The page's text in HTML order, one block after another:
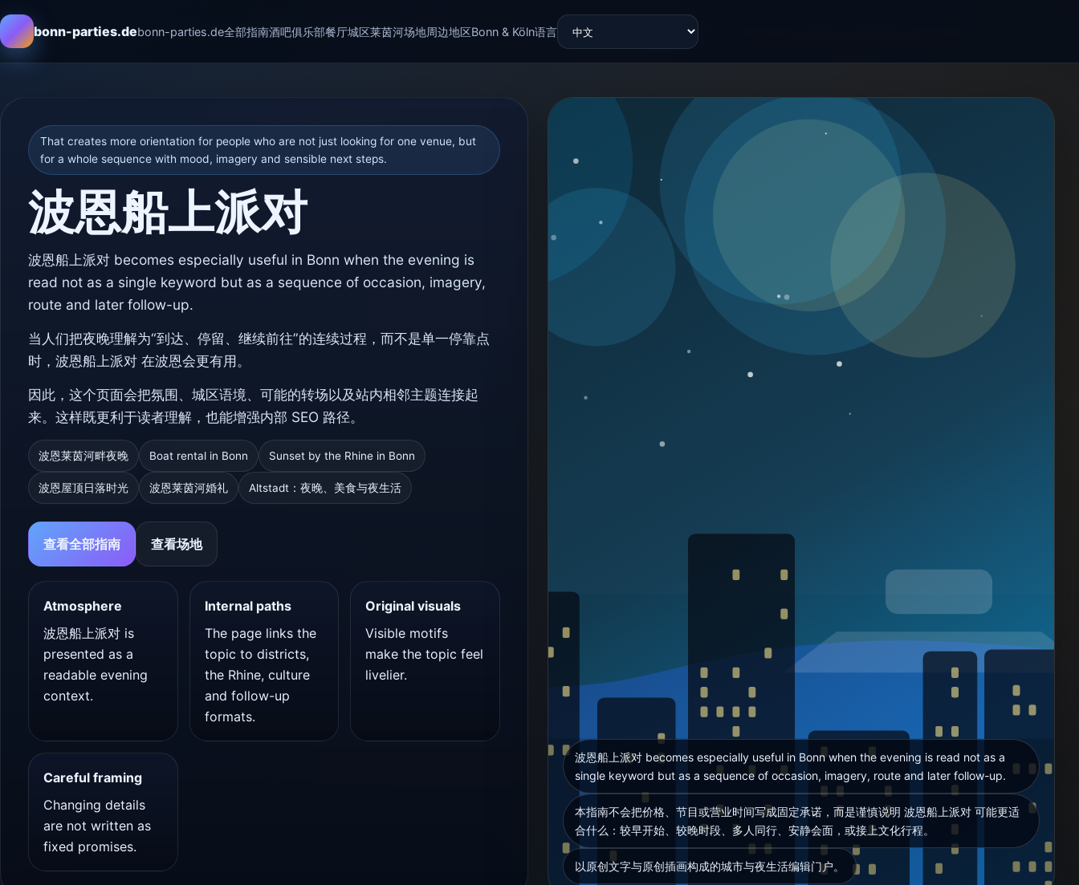
bonn-parties.debonn-parties.de全部指南酒吧俱乐部餐厅城区莱茵河场地周边地区Bonn & Köln语言
That creates more orientation for people who are not just looking for one venue, but
for a whole sequence with mood, imagery and sensible next steps.
波恩船上派对
波恩船上派对 becomes especially useful in Bonn when the evening is
read not as a single keyword but as a sequence of occasion, imagery,
route and later follow-up.
当人们把夜晚理解为“到达、停留、继续前往”的连续过程，而不是单一停靠点
时，波恩船上派对 在波恩会更有用。
因此，这个页面会把氛围、城区语境、可能的转场以及站内相邻主题连接起
来。这样既更利于读者理解，也能增强内部 SEO 路径。
波恩莱茵河畔夜晚 Boat rental in Bonn Sunset by the Rhine in Bonn
波恩屋顶日落时光 波恩莱茵河婚礼 Altstadt：夜晚、美食与夜生活
查看全部指南 查看场地
Atmosphere
波恩船上派对 is
presented as a
readable evening
context.
Internal paths
The page links the
topic to districts,
the Rhine, culture
and follow-up
formats.
Original visuals
Visible motifs
make the topic feel
livelier.
Careful framing
Changing details
are not written as
fixed promises.
波恩船上派对 becomes especially useful in Bonn when the evening is read not as a
single keyword but as a sequence of occasion, imagery, route and later follow-up.
本指南不会把价格、节目或营业时间写成固定承诺，而是谨慎说明 波恩船上派对 可能更适
合什么：较早开始、较晚时段、多人同行、安静会面，或接上文化行程。
以原创文字与原创插画构成的城市与夜生活编辑门户。